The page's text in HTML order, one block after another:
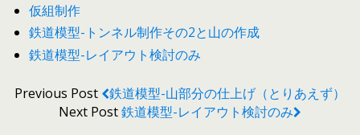
仮組制作
鉄道模型-トンネル制作その2と山の作成
鉄道模型-レイアウト検討のみ
Previous Post
鉄道模型-山部分の仕上げ（とりあえず）
Next Post鉄道模型-レイアウト検討のみ